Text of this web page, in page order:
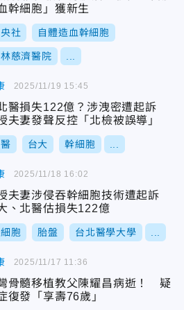
幹細胞」獲新生
社 自體造血幹細胞
慈濟醫院
醫損失122億？涉洩密遭起訴
夫妻發聲反控「北檢被誤導」
台大 幹細胞
2025/11/19 15:45
夫妻涉侵吞幹細胞技術遭起訴
、北醫估損失122億
胞 胎盤 台北醫學大學
2025/11/18 16:02
骨髓移植教父陳耀昌病逝！ 疑
復發「享壽76歲」
2025/11/17 11:36